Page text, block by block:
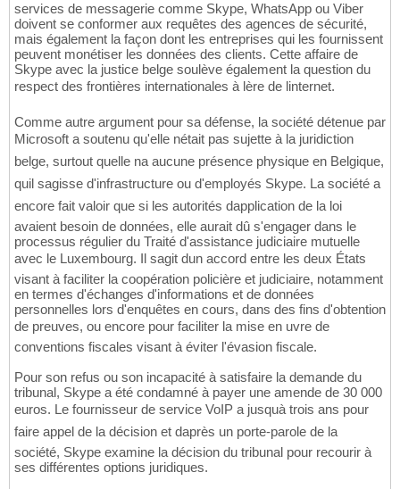
services de messagerie comme Skype, WhatsApp ou Viber
doivent se conformer aux requêtes des agences de sécurité,
mais également la façon dont les entreprises qui les fournissent
peuvent monétiser les données des clients. Cette affaire de
Skype avec la justice belge soulève également la question du
respect des frontières internationales à lère de linternet.
Comme autre argument pour sa défense, la société détenue par
Microsoft a soutenu qu'elle nétait pas sujette à la juridiction
belge, surtout quelle na aucune présence physique en Belgique,
quil sagisse d'infrastructure ou d'employés Skype. La société a
encore fait valoir que si les autorités dapplication de la loi
avaient besoin de données, elle aurait dû s'engager dans le
processus régulier du Traité d'assistance judiciaire mutuelle
avec le Luxembourg. Il sagit dun accord entre les deux États
visant à faciliter la coopération policière et judiciaire, notamment
en termes d'échanges d'informations et de données
personnelles lors d'enquêtes en cours, dans des fins d'obtention
de preuves, ou encore pour faciliter la mise en uvre de
conventions fiscales visant à éviter l'évasion fiscale.
Pour son refus ou son incapacité à satisfaire la demande du
tribunal, Skype a été condamné à payer une amende de 30 000
euros. Le fournisseur de service VoIP a jusquà trois ans pour
faire appel de la décision et daprès un porte-parole de la
société, Skype examine la décision du tribunal pour recourir à
ses différentes options juridiques.